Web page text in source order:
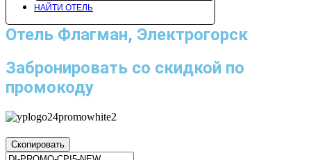
НАЙТИ ОТЕЛЬ
Отель Флагман, Электрогорск
Забронировать со скидкой по
промокоду
Скопировать